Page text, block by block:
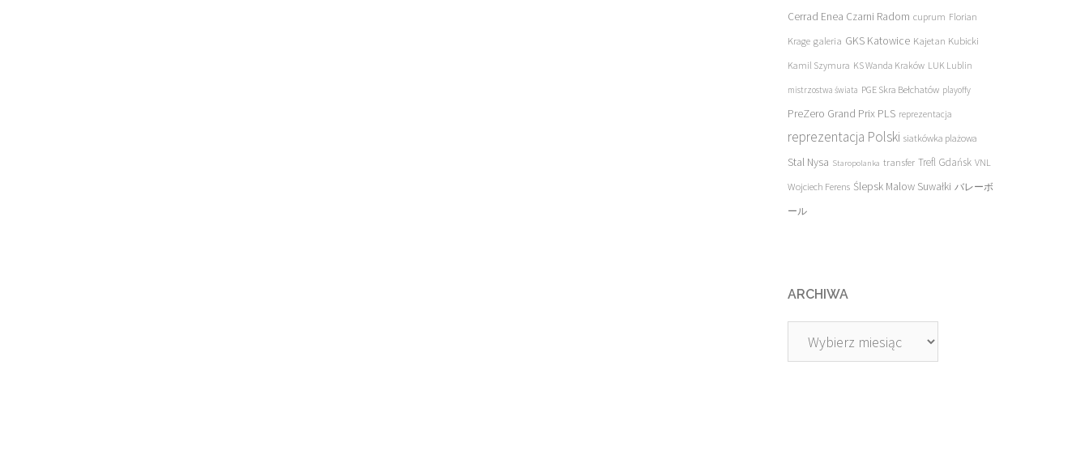
Cerrad Enea Czarni Radom cuprum Florian
Krage galeria GKS Katowice Kajetan Kubicki
Kamil Szymura KS Wanda Kraków LUK Lublin
mistrzostwa świata PGE Skra Bełchatów playoffy
PreZero Grand Prix PLS reprezentacja
reprezentacja Polski siatkówka plażowa
Stal Nysa Staropolanka transfer Trefl Gdańsk VNL
Wojciech Ferens Ślepsk Malow Suwałki バレーボ
ール
ARCHIWA
Archiwa